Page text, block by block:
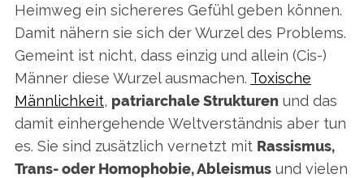
Heimweg ein sichereres Gefühl geben können.
Damit nähern sie sich der Wurzel des Problems.
Gemeint ist nicht, dass einzig und allein (Cis-)
Männer diese Wurzel ausmachen. Toxische
Männlichkeit, patriarchale Strukturen und das
damit einhergehende Weltverständnis aber tun
es. Sie sind zusätzlich vernetzt mit Rassismus,
Trans- oder Homophobie, Ableismusund vielen